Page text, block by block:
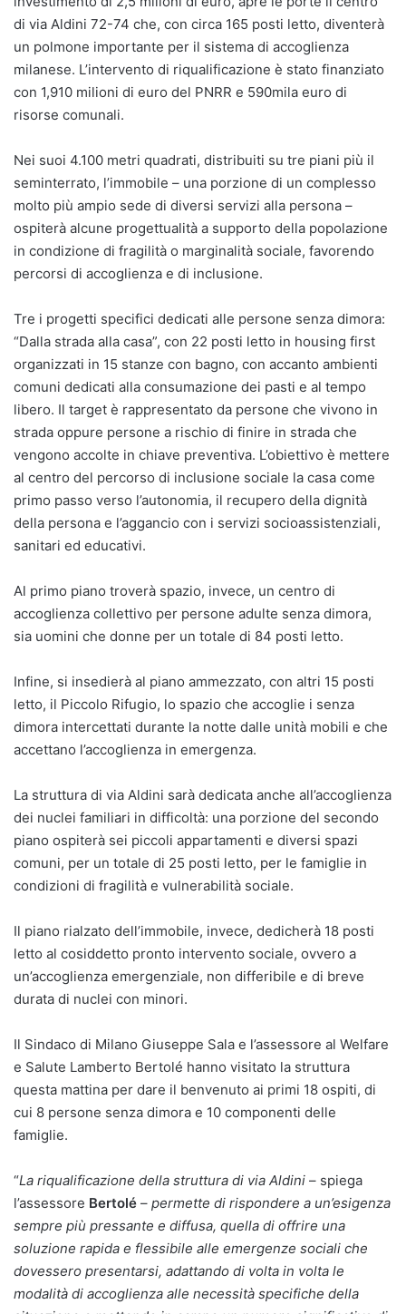
di via Aldini 72-74 che, con circa 165 posti letto, diventerà
un polmone importante per il sistema di accoglienza
milanese. L’intervento di riqualificazione è stato finanziato
con 1,910 milioni di euro del PNRR e 590mila euro di
risorse comunali.
Nei suoi 4.100 metri quadrati, distribuiti su tre piani più il
seminterrato, l’immobile – una porzione di un complesso
molto più ampio sede di diversi servizi alla persona –
ospiterà alcune progettualità a supporto della popolazione
in condizione di fragilità o marginalità sociale, favorendo
percorsi di accoglienza e di inclusione.
Tre i progetti specifici dedicati alle persone senza dimora:
“Dalla strada alla casa”, con 22 posti letto in housing first
organizzati in 15 stanze con bagno, con accanto ambienti
comuni dedicati alla consumazione dei pasti e al tempo
libero. Il target è rappresentato da persone che vivono in
strada oppure persone a rischio di finire in strada che
vengono accolte in chiave preventiva. L’obiettivo è mettere
al centro del percorso di inclusione sociale la casa come
primo passo verso l’autonomia, il recupero della dignità
della persona e l’aggancio con i servizi socioassistenziali,
sanitari ed educativi.
Al primo piano troverà spazio, invece, un centro di
accoglienza collettivo per persone adulte senza dimora,
sia uomini che donne per un totale di 84 posti letto.
Infine, si insedierà al piano ammezzato, con altri 15 posti
letto, il Piccolo Rifugio, lo spazio che accoglie i senza
dimora intercettati durante la notte dalle unità mobili e che
accettano l’accoglienza in emergenza.
La struttura di via Aldini sarà dedicata anche all’accoglienza
dei nuclei familiari in difficoltà: una porzione del secondo
piano ospiterà sei piccoli appartamenti e diversi spazi
comuni, per un totale di 25 posti letto, per le famiglie in
condizioni di fragilità e vulnerabilità sociale.
Il piano rialzato dell’immobile, invece, dedicherà 18 posti
letto al cosiddetto pronto intervento sociale, ovvero a
un’accoglienza emergenziale, non differibile e di breve
durata di nuclei con minori.
Il Sindaco di Milano Giuseppe Sala e l’assessore al Welfare
e Salute Lamberto Bertolé hanno visitato la struttura
questa mattina per dare il benvenuto ai primi 18 ospiti, di
cui 8 persone senza dimora e 10 componenti delle
famiglie.
“La riqualificazione della struttura di via Aldini – spiega
l’assessore Bertolé – permette di rispondere a un’esigenza
sempre più pressante e diffusa, quella di offrire una
soluzione rapida e flessibile alle emergenze sociali che
dovessero presentarsi, adattando di volta in volta le
modalità di accoglienza alle necessità specifiche della